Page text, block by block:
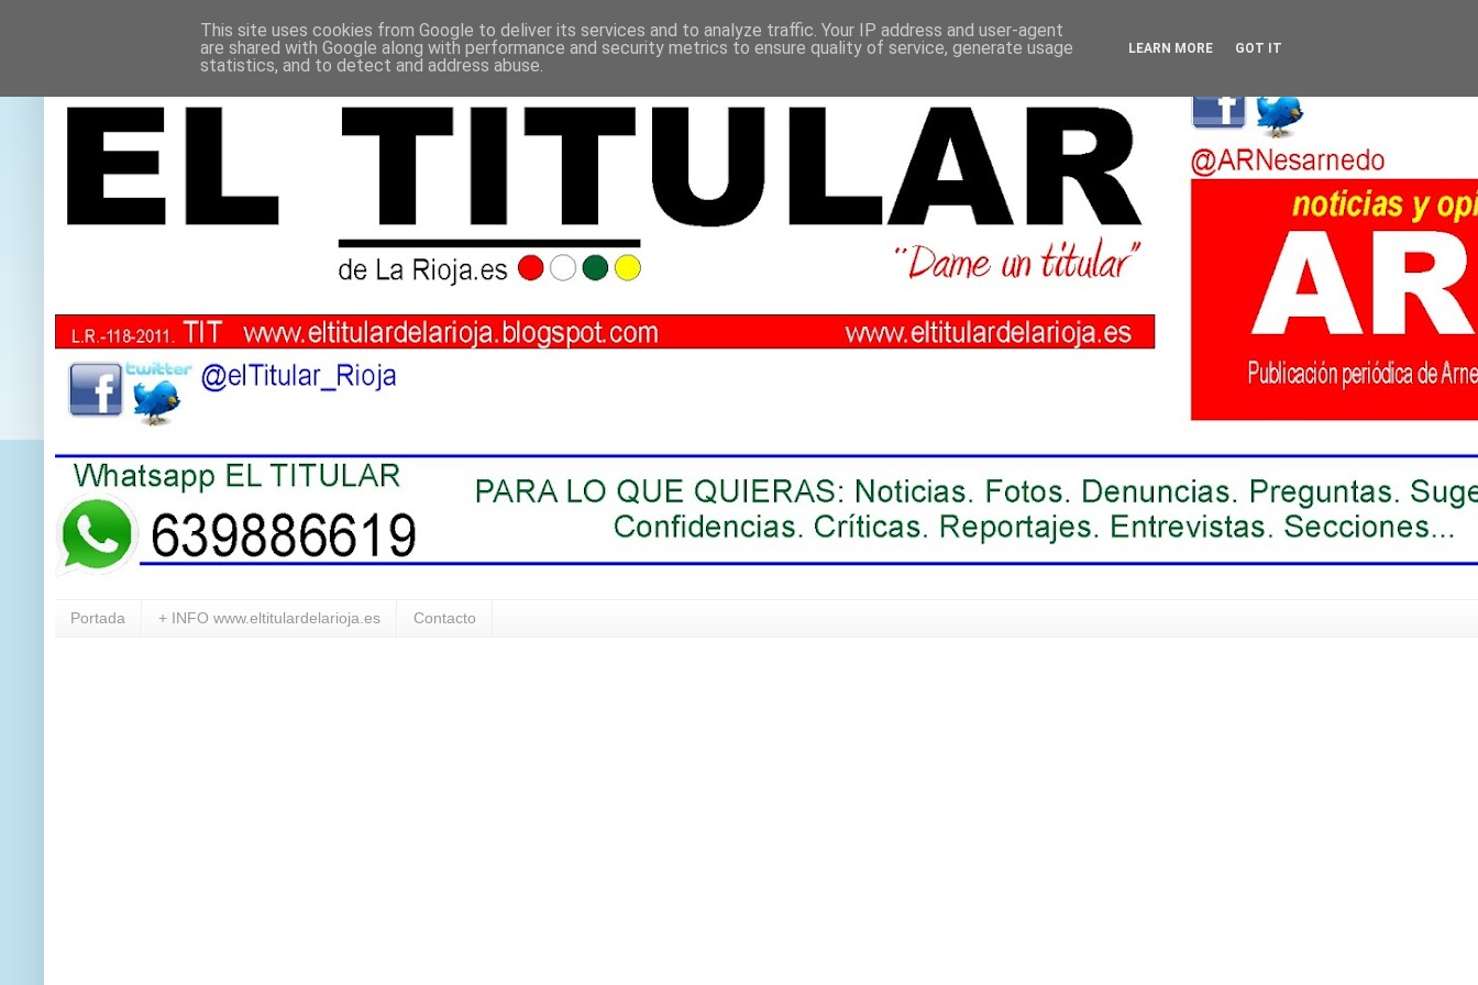
Portada + INFO www.eltitulardelarioja.es Contacto
This site uses cookies from Google to deliver its services and to analyze traffic. Your IP address and user-agent
are shared with Google along with performance and security metrics to ensure quality of service, generate usage
statistics, and to detect and address abuse.
LEARN MORE GOT IT